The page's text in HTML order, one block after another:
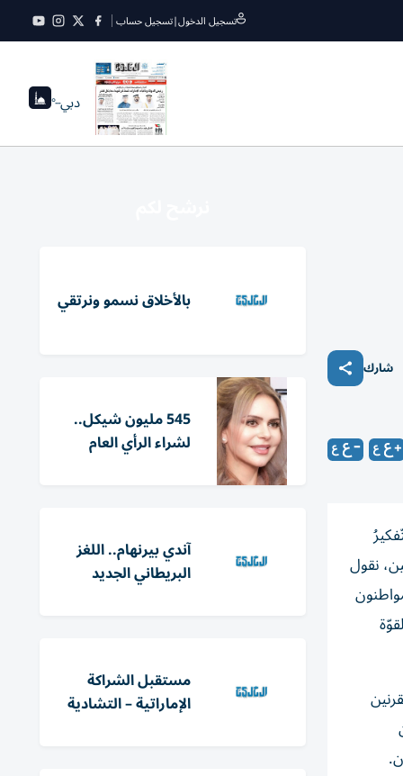
تسجيل الدخول|تسجيل حساب
دبي--°
شارك
نقول
بالأخلاق نسمو ونرتقي
545 مليون شيكل..
لشراء الرأي العام
​آندي بيرنهام.. اللغز
البريطاني الجديد
مستقبل الشراكة
الإماراتية – التشادية